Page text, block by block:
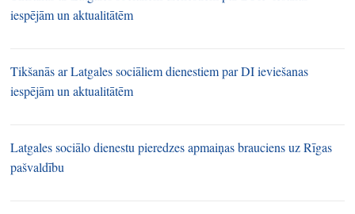
iespējām un aktualitātēm
Tikšanās ar Latgales sociāliem dienestiem par DI ieviešanas
iespējām un aktualitātēm
Latgales sociālo dienestu pieredzes apmaiņas brauciens uz Rīgas
pašvaldību